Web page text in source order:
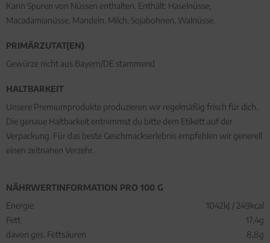
Kann Spuren von Nüssen enthalten. Enthält: Haselnüsse,
Macadamianüsse, Mandeln, Milch, Sojabohnen, Walnüsse.
PRIMÄRZUTAT(EN)
Gewürze nicht aus Bayern/DE stammend
HALTBARKEIT
Unsere Premiumprodukte produzieren wir regelmäßig frisch für dich.
Die genaue Haltbarkeit entnimmst du bitte dem Etikett auf der
Verpackung. Für das beste Geschmackserlebnis empfehlen wir generell
einen zeitnahen Verzehr.
NÄHRWERTINFORMATION PRO 100 G
Energie
1042kJ / 249kcal
Fett
17,4g
davon ges. Fettsäuren
8,8g